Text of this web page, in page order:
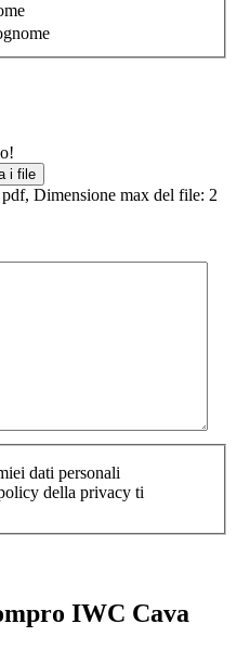
i file
Dimensione max del file: 2
dati personali
della privacy ti
IWC Cava